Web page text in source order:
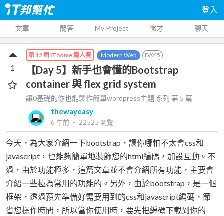
登入
文章 問答 My Project 徵才 聊天
第 12 屆 iThome 鐵人賽 Modern Web DAY5
【Day 5】新手也會懂的Bootstrap
container 與 flex grid system
讓0基礎的你也能製作簡單wordpress主題 系列 第 5 篇
thewayeasy
6 年前 ‧ 22525 瀏覽
1
今天，為大家介紹一下bootstrap，讓你哪怕不太會css和
javascript，也能夠簡單地裝飾您的html編碼，加設互動。不
過，由於功能極多，這篇文章並不會介紹所有功能，主要會
介紹一些極為常用的功能的。另外，由於bootstrap，是一個
框架，透過預先準備好需要用到的css和javascript編碼，節
省您操作時間，所以當你使用時，要先把編碼下載到你的